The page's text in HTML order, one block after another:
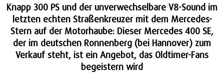
Knapp 300 PS und der unverwechselbare V8-Sound im
letzten echten Straßenkreuzer mit dem Mercedes-
Stern auf der Motorhaube: Dieser Mercedes 400 SE,
der im deutschen Ronnenberg (bei Hannover) zum
Verkauf steht, ist ein Angebot, das Oldtimer-Fans
begeistern wird